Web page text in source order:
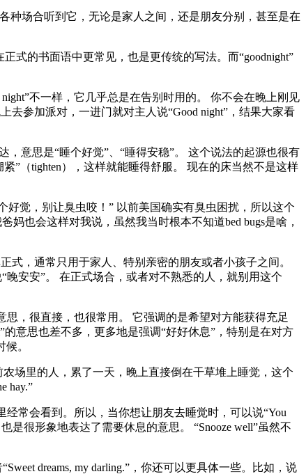
种场合听到它，无论是家人之间，还是朋友分别，甚至是在
正式的书面语中更常见，也是更传统的写法。而“goodnight”
night”不一样，它几乎总是在告别时用的。 你不会在晚上刚见
去参加派对，一进门就对主人说“Good night”，结果大家看
，意思是“睡个好觉”、“睡得安稳”。 这个说法的起源也很有
”（tighten），这样就能睡得舒服。 现在的床当然不是这样
好觉，别让臭虫咬！” 以前美国确实有臭虫困扰，所以这个
也会这样对我说，虽然我当时根本不知道bed bugs是啥，
式，通常只用于家人、特别亲密的朋友或者小孩子之间。
晚安安”。 在正式场合，或者对不熟悉的人，就别用这个
思，很直接，也很常用。 它强调的是希望对方能获得充足
的意思也差不多，更多地是强调“好好休息”，特别是在对方
。
场里的人，累了一天，晚上直接倒在干草堆上睡觉，这个
hay.”
经常会看到。所以，当你想让朋友去睡觉时，可以说“You
也是很形象地表达了需要休息的意思。 “Snooze well”虽然不
dreams, my darling.”，你还可以更具体一些。比如，说